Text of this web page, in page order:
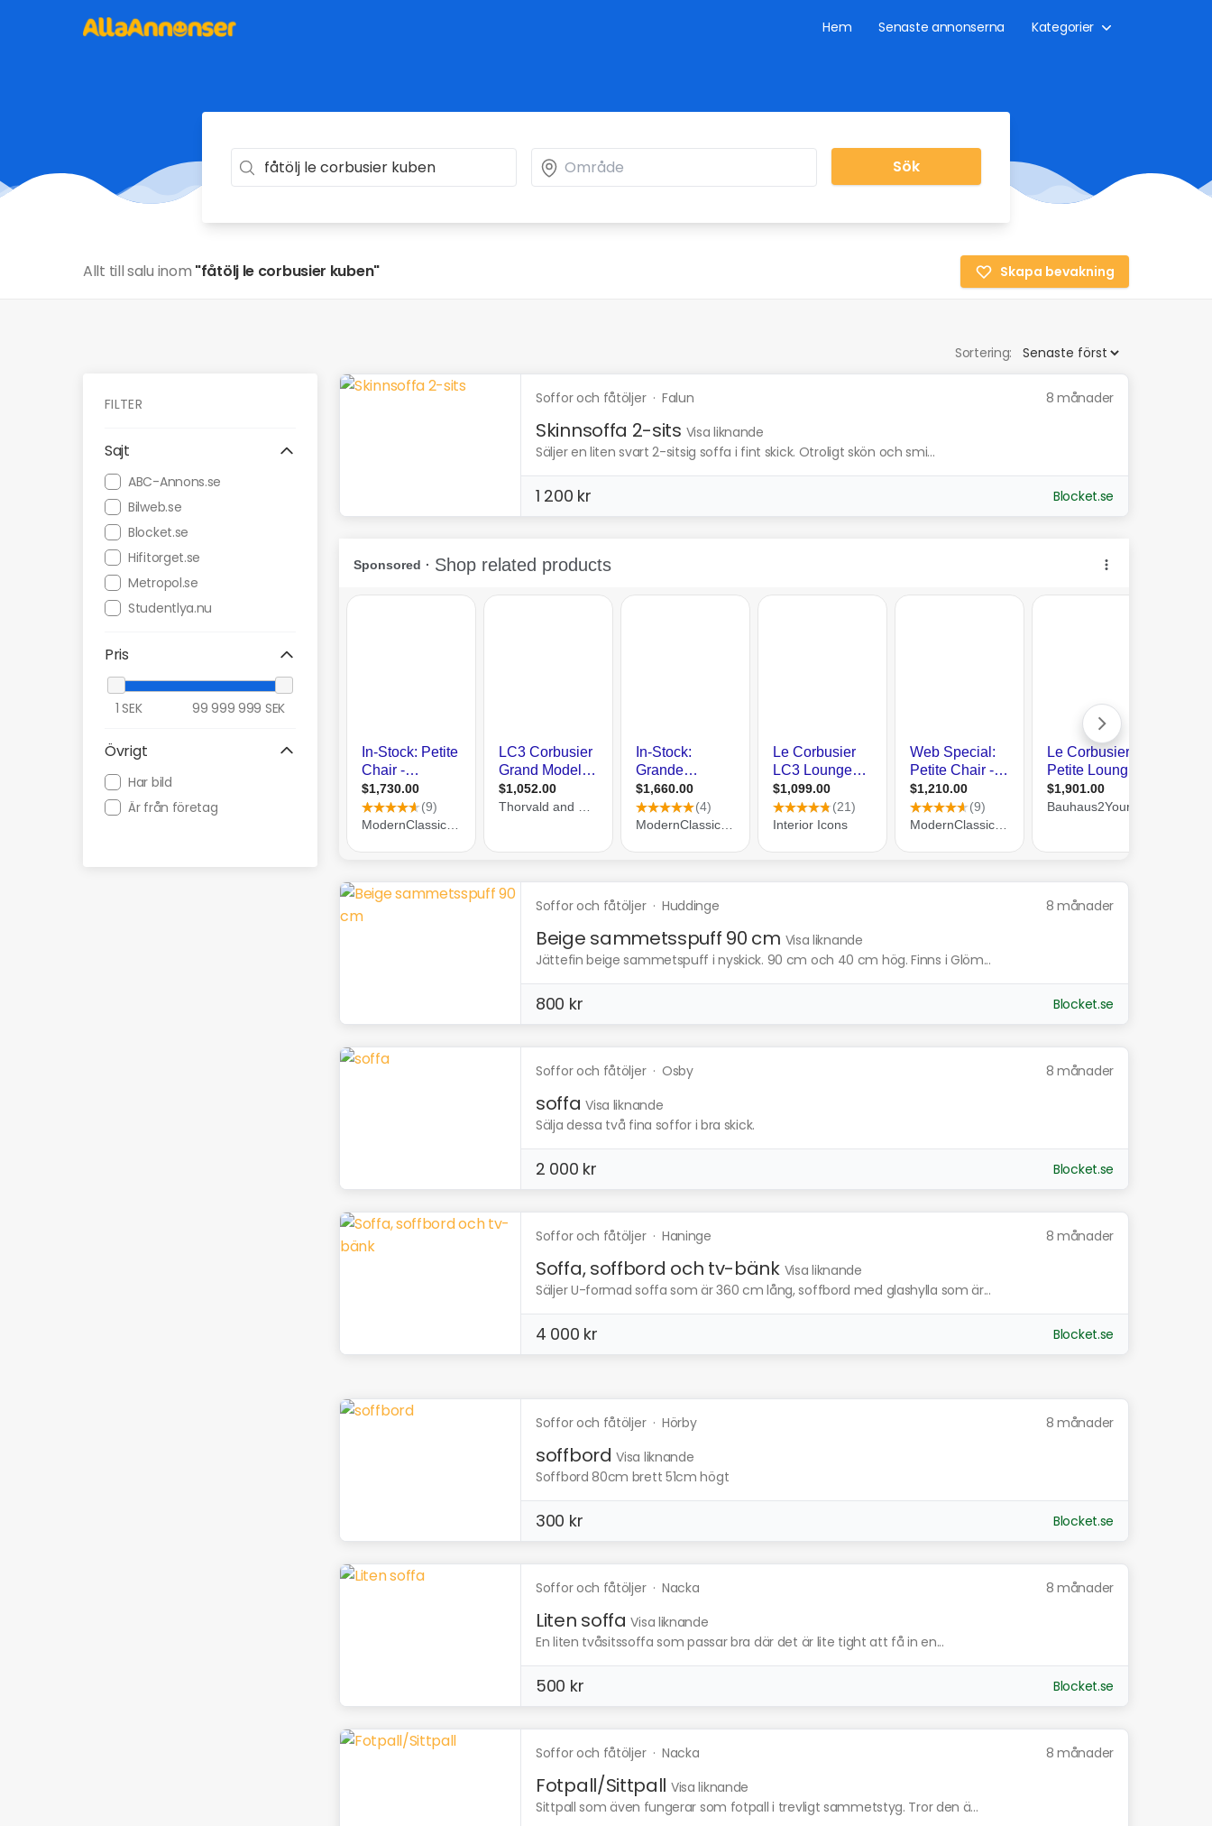
Hem Senaste annonserna Kategorier
Sök
Allt till salu inom "fåtölj le corbusier kuben" Skapa bevakning
Sortering:
FILTER
Sajt
ABC-Annons.se
Bilweb.se
Blocket.se
Hifitorget.se
Metropol.se
Studentlya.nu
Pris
1 SEK 99 999 999 SEK
Övrigt
Har bild
Är från företag
Soffor och fåtöljer· Falun 8 månader
Skinnsoffa 2-sits Visa liknande
Säljer en liten svart 2-sitsig soffa i fint skick. Otroligt skön och smi...
1 200 kr Blocket.se
Soffor och fåtöljer· Huddinge 8 månader
Beige sammetsspuff 90 cm Visa liknande
Jättefin beige sammetspuff i nyskick. 90 cm och 40 cm hög. Finns i Glöm...
800 kr Blocket.se
Soffor och fåtöljer· Osby 8 månader
soffa Visa liknande
Sälja dessa två fina soffor i bra skick.
2 000 kr Blocket.se
Soffor och fåtöljer· Haninge 8 månader
Soffa, soffbord och tv-bänk Visa liknande
Säljer U-formad soffa som är 360 cm lång, soffbord med glashylla som är...
4 000 kr Blocket.se
Soffor och fåtöljer· Hörby 8 månader
soffbord Visa liknande
Soffbord 80cm brett 51cm högt
300 kr Blocket.se
Soffor och fåtöljer· Nacka 8 månader
Liten soffa Visa liknande
En liten tvåsitssoffa som passar bra där det är lite tight att få in en...
500 kr Blocket.se
Soffor och fåtöljer· Nacka 8 månader
Fotpall/Sittpall Visa liknande
Sittpall som även fungerar som fotpall i trevligt sammetstyg. Tror den ä...